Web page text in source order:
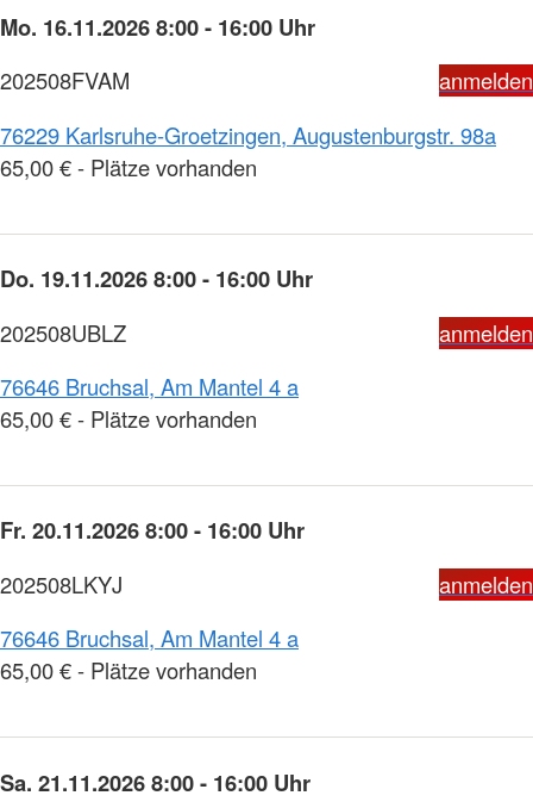
Mo. 16.11.2026 8:00 - 16:00 Uhr
202508FVAM
anmelden
76229 Karlsruhe-Groetzingen, Augustenburgstr. 98a
65,00 € - Plätze vorhanden
Do. 19.11.2026 8:00 - 16:00 Uhr
202508UBLZ
anmelden
76646 Bruchsal, Am Mantel 4 a
65,00 € - Plätze vorhanden
Fr. 20.11.2026 8:00 - 16:00 Uhr
202508LKYJ
anmelden
76646 Bruchsal, Am Mantel 4 a
65,00 € - Plätze vorhanden
Sa. 21.11.2026 8:00 - 16:00 Uhr